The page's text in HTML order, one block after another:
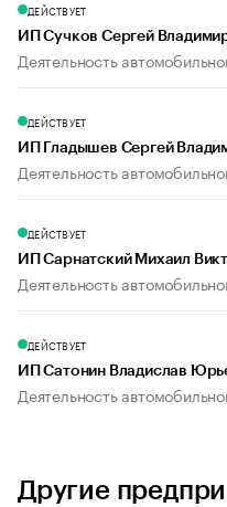
ДЕЙСТВУЕТ
ИП Сучков Сергей
Деятельность
ДЕЙСТВУЕТ
ИП Гладышев Сергей
Деятельность
ДЕЙСТВУЕТ
ИП Сарнатский Михаил
Деятельность
ДЕЙСТВУЕТ
ИП Сатонин Владислав
Деятельность
Другие